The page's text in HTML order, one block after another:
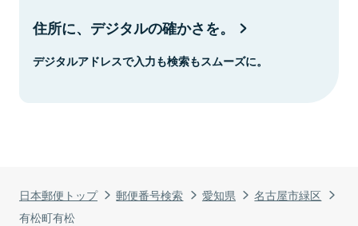
日本郵便トップ 郵便番号検索 愛知県
名古屋市緑区
有松町有松
住所に、デジタルの確かさを。
デジタルアドレスで入力も検索もスムーズに。